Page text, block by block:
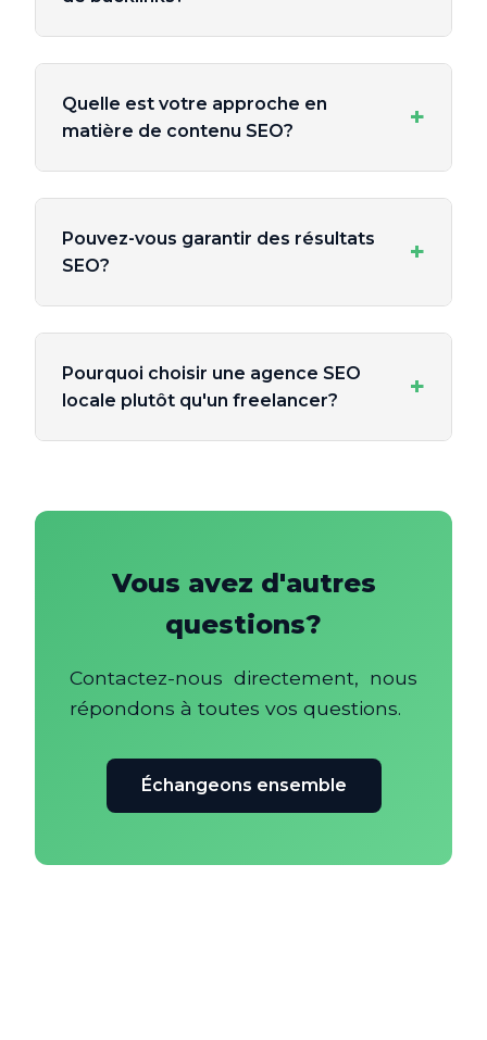
Quelle est votre approche en
matière de contenu SEO?
+
Pouvez-vous garantir des résultats
SEO?
+
Pourquoi choisir une agence SEO
locale plutôt qu'un freelancer?
+
Vous avez d'autres
questions?
Contactez-nous directement, nous
répondons à toutes vos questions.
Échangeons ensemble